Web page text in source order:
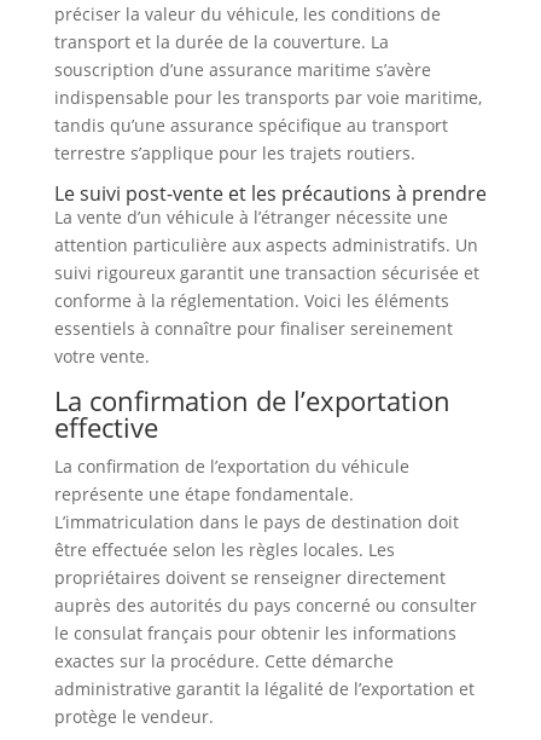
préciser la valeur du véhicule, les conditions de
transport et la durée de la couverture. La
souscription d’une assurance maritime s’avère
indispensable pour les transports par voie maritime,
tandis qu’une assurance spécifique au transport
terrestre s’applique pour les trajets routiers.
Le suivi post-vente et les précautions à prendre
La vente d’un véhicule à l’étranger nécessite une
attention particulière aux aspects administratifs. Un
suivi rigoureux garantit une transaction sécurisée et
conforme à la réglementation. Voici les éléments
essentiels à connaître pour finaliser sereinement
votre vente.
La confirmation de l’exportation
effective
La confirmation de l’exportation du véhicule
représente une étape fondamentale.
L’immatriculation dans le pays de destination doit
être effectuée selon les règles locales. Les
propriétaires doivent se renseigner directement
auprès des autorités du pays concerné ou consulter
le consulat français pour obtenir les informations
exactes sur la procédure. Cette démarche
administrative garantit la légalité de l’exportation et
protège le vendeur.